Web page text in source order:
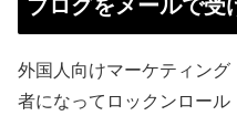
ブログをメールで受
外国人向けマーケティン
者になってロックンロール